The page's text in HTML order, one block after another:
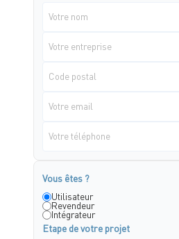
Vous êtes ?
Utilisateur
Revendeur
Intégrateur
Etape de votre projet